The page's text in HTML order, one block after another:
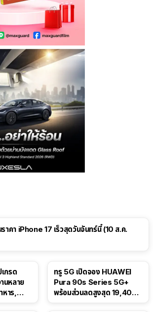
คา iPhone 17 เร็วสุดวันจันทร์นี้ (10 ส.ค.
กรด
นหลาย
หาร,
ทรู 5G เปิดจอง HUAWEI
Pura 90s Series 5G+
พร้อมส่วนลดสูงสุด 19,400